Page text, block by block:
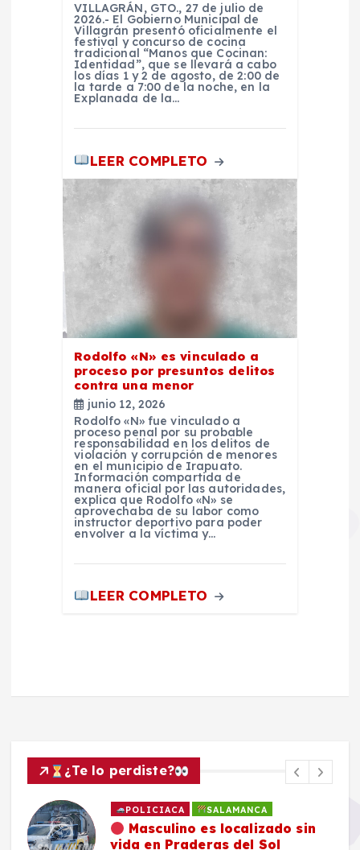
VILLAGRÁN, GTO., 27 de julio de
2026.- El Gobierno Municipal de
Villagrán presentó oficialmente el
festival y concurso de cocina
tradicional “Manos que Cocinan:
Identidad”, que se llevará a cabo
los días 1 y 2 de agosto, de 2:00 de
la tarde a 7:00 de la noche, en la
Explanada de la…
LEER COMPLETO
Rodolfo «N» es vinculado a
proceso por presuntos delitos
contra una menor
junio 12, 2026
Rodolfo «N» fue vinculado a
proceso penal por su probable
responsabilidad en los delitos de
violación y corrupción de menores
en el municipio de Irapuato.
Información compartida de
manera oficial por las autoridades,
explica que Rodolfo «N» se
aprovechaba de su labor como
instructor deportivo para poder
envolver a la víctima y…
LEER COMPLETO
¿Te lo perdiste?
POLICIACA SALAMANCA
Masculino es localizado sin
vida en Praderas del Sol